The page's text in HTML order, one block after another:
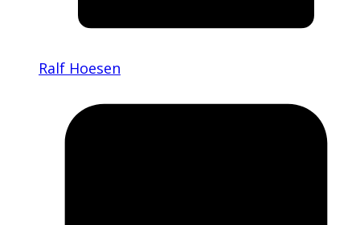
Ralf Hoesen